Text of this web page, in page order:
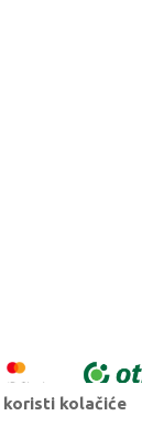
koristi kolačiće